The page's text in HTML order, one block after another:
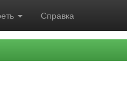
Справка